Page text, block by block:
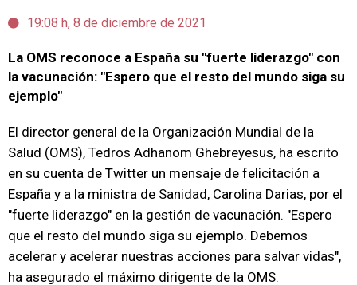
19:08 h, 8 de diciembre de 2021
La OMS reconoce a España su "fuerte liderazgo" con
la vacunación: "Espero que el resto del mundo siga su
ejemplo"
El director general de la Organización Mundial de la
Salud (OMS), Tedros Adhanom Ghebreyesus, ha escrito
en su cuenta de Twitter un mensaje de felicitación a
España y a la ministra de Sanidad, Carolina Darias, por el
"fuerte liderazgo" en la gestión de vacunación. "Espero
que el resto del mundo siga su ejemplo. Debemos
acelerar y acelerar nuestras acciones para salvar vidas",
ha asegurado el máximo dirigente de la OMS.